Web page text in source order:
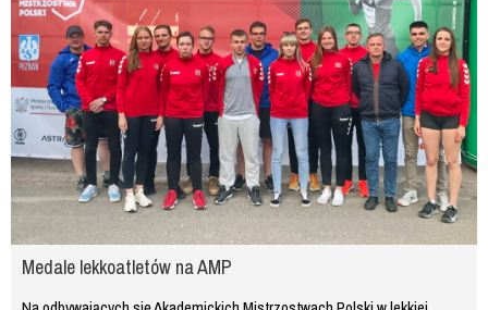
Medale lekkoatletów na AMP